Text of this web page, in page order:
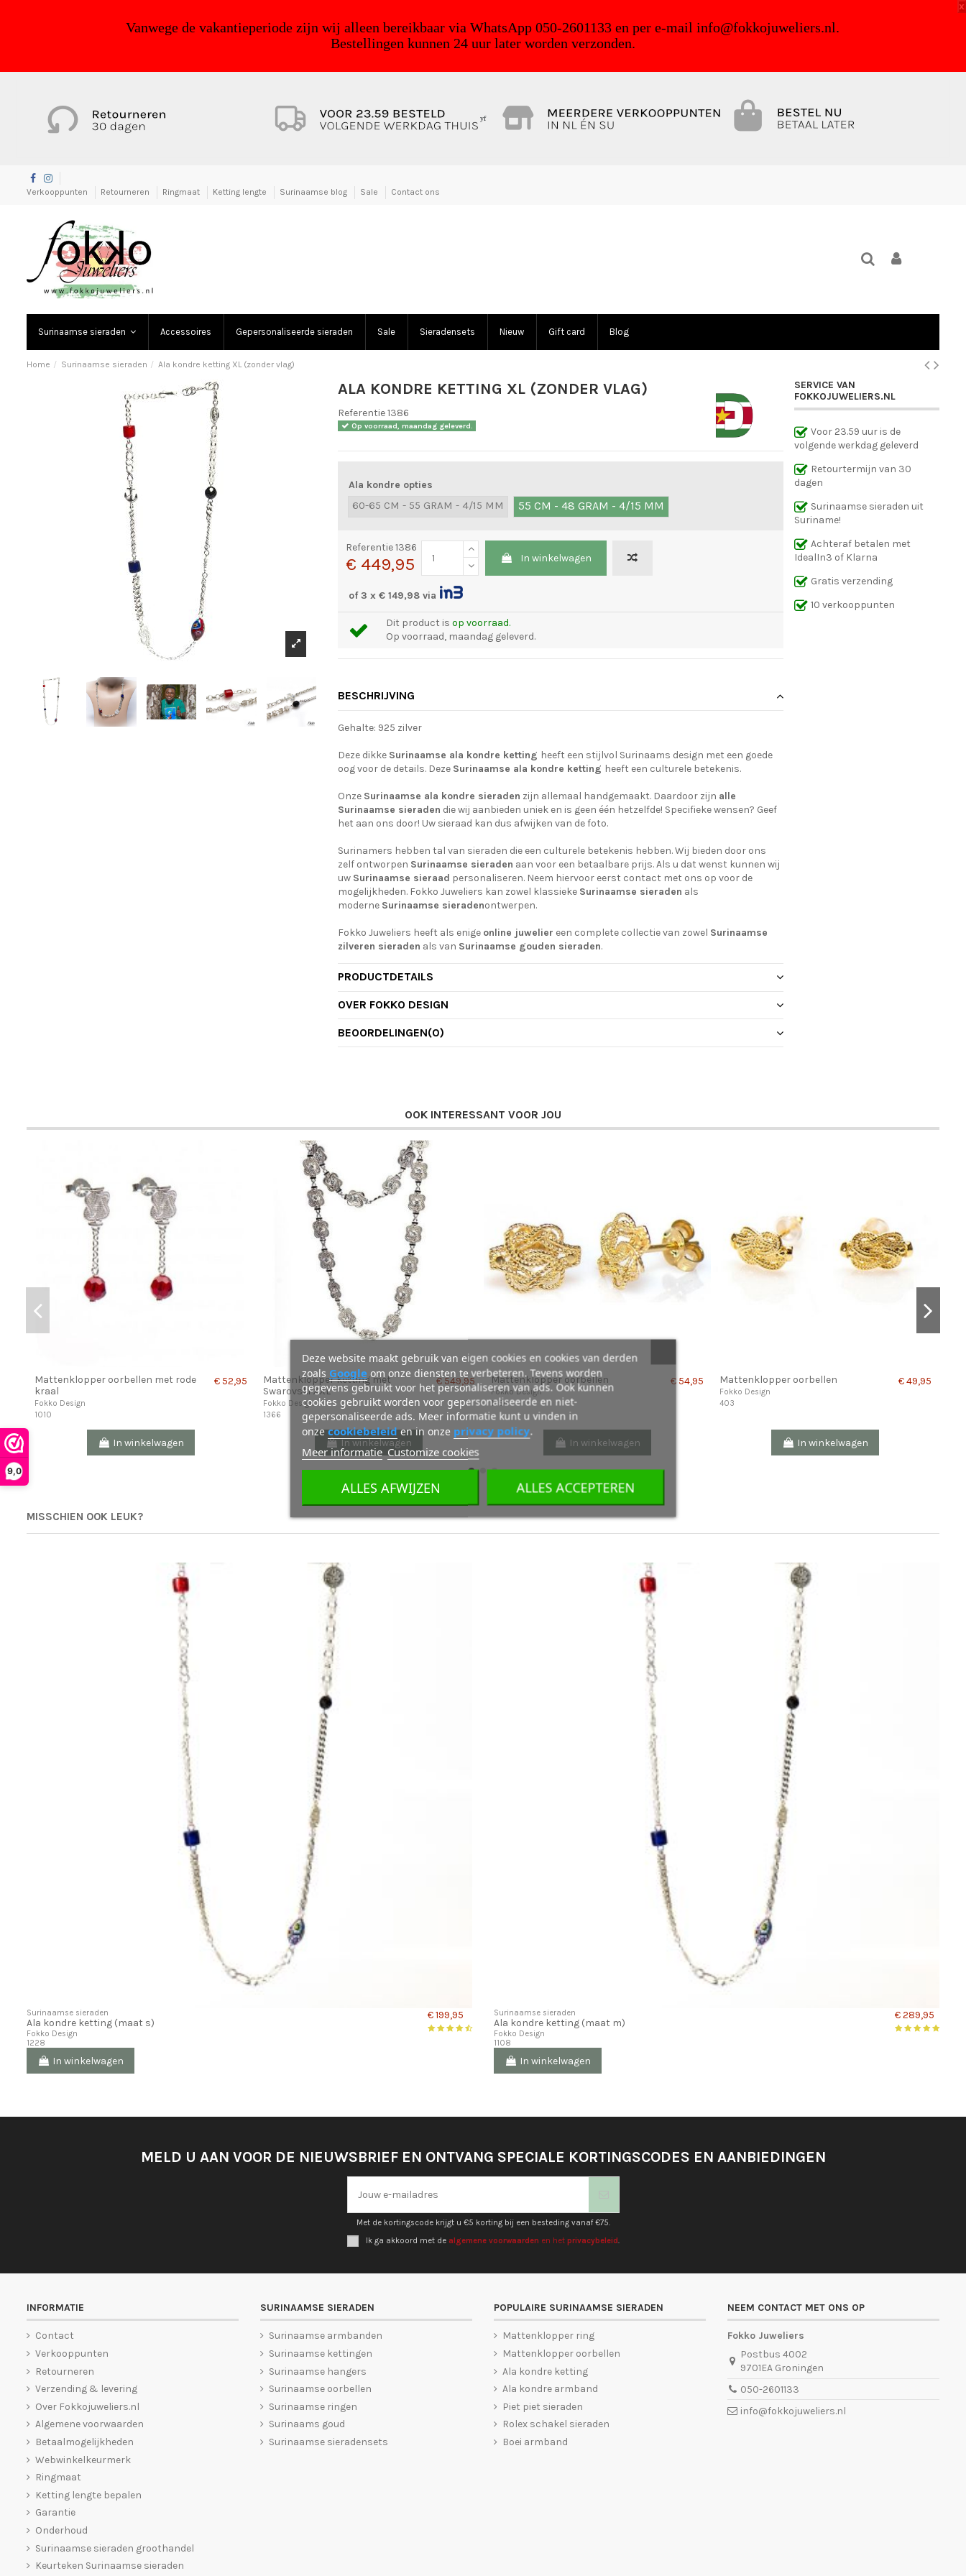
9,0
Vanwege de vakantieperiode zijn wij alleen bereikbaar via WhatsApp 050-2601133 en per e-mail info@fokkojuweliers.nl.
Bestellingen kunnen 24 uur later worden verzonden.
x
yf
Verkooppunten Retourneren Ringmaat Ketting lengte Surinaamse blog Sale Contact ons
Surinaamse sieraden Accessoires Gepersonaliseerde sieraden Sale Sieradensets Nieuw Gift card Blog
Home Surinaamse sieraden Ala kondre ketting XL (zonder vlag)
ALA KONDRE KETTING XL (ZONDER VLAG)
Referentie1386
Op voorraad, maandag geleverd.
Ala kondre opties
60-65 CM - 55 GRAM - 4/15 MM 55 CM - 48 GRAM - 4/15 MM
Referentie1386
€ 449,95 In winkelwagen
of 3 x € 149,98 via
Dit product is op voorraad.
Op voorraad, maandag geleverd.
BESCHRIJVING
Gehalte: 925 zilver
Deze dikke Surinaamse ala kondre ketting heeft een stijlvol Surinaams design met een goede
oog voor de details. Deze Surinaamse ala kondre ketting heeft een culturele betekenis.
Onze Surinaamse ala kondre sieraden zijn allemaal handgemaakt. Daardoor zijn alle
Surinaamse sieraden die wij aanbieden uniek en is geen één hetzelfde! Specifieke wensen? Geef
het aan ons door! Uw sieraad kan dus afwijken van de foto.
Surinamers hebben tal van sieraden die een culturele betekenis hebben. Wij bieden door ons
zelf ontworpen Surinaamse sieraden aan voor een betaalbare prijs. Als u dat wenst kunnen wij
uw Surinaamse sieraad personaliseren. Neem hiervoor eerst contact met ons op voor de
mogelijkheden. Fokko Juweliers kan zowel klassieke Surinaamse sieraden als
moderne Surinaamse sieradenontwerpen.
Fokko Juweliers heeft als enige online juwelier een complete collectie van zowel Surinaamse
zilveren sieraden als van Surinaamse gouden sieraden.
PRODUCTDETAILS
OVER FOKKO DESIGN
BEOORDELINGEN(0)
SERVICE VAN
FOKKOJUWELIERS.NL
Voor 23.59 uur is de
volgende werkdag geleverd
Retourtermijn van 30
dagen
Surinaamse sieraden uit
Suriname!
Achteraf betalen met
IdealIn3 of Klarna
Gratis verzending
10 verkooppunten
OOK INTERESSANT VOOR JOU
Mattenklopper oorbellen met rode
kraal
Fokko Design
1010
€ 52,95
In winkelwagen
Mattenklopper ketting met
Swarovski XXL
Fokko Design
1366
€ 549,95
In winkelwagen
Mattenklopper oorbellen
Fokko Design
1454
€ 54,95
In winkelwagen
Mattenklopper oorbellen
Fokko Design
403
€ 49,95
In winkelwagen
MISSCHIEN OOK LEUK?
Surinaamse sieraden
Ala kondre ketting (maat s)
Fokko Design
1228
€ 199,95
In winkelwagen
Surinaamse sieraden
Ala kondre ketting (maat m)
Fokko Design
1108
€ 289,95
In winkelwagen
MELD U AAN VOOR DE NIEUWSBRIEF EN ONTVANG SPECIALE KORTINGSCODES EN AANBIEDINGEN
Met de kortingscode krijgt u €5 korting bij een besteding vanaf €75.
Ik ga akkoord met de algemene voorwaarden en het privacybeleid.
INFORMATIE
Contact
Verkooppunten
Retourneren
Verzending & levering
Over Fokkojuweliers.nl
Algemene voorwaarden
Betaalmogelijkheden
Webwinkelkeurmerk
Ringmaat
Ketting lengte bepalen
Garantie
Onderhoud
Surinaamse sieraden groothandel
Keurteken Surinaamse sieraden
SURINAAMSE SIERADEN
Surinaamse armbanden
Surinaamse kettingen
Surinaamse hangers
Surinaamse oorbellen
Surinaamse ringen
Surinaams goud
Surinaamse sieradensets
POPULAIRE SURINAAMSE SIERADEN
Mattenklopper ring
Mattenklopper oorbellen
Ala kondre ketting
Ala kondre armband
Piet piet sieraden
Rolex schakel sieraden
Boei armband
NEEM CONTACT MET ONS OP
Fokko Juweliers
Postbus 4002
9701EA Groningen
050-2601133
info@fokkojuweliers.nl
Deze website maakt gebruik van eigen cookies en cookies van derden
zoals Googleom onze diensten te verbeteren. Tevens worden
gegevens gebruikt voor het personaliseren van ads. Ook kunnen
cookies gebruikt worden voor gepersonaliseerde en niet-
gepersonaliseerde ads. Meer informatie kunt u vinden in
onzecookiebeleid en in onze privacy policy.
Meer informatie Customize cookies
ALLES AFWIJZEN ALLES ACCEPTEREN